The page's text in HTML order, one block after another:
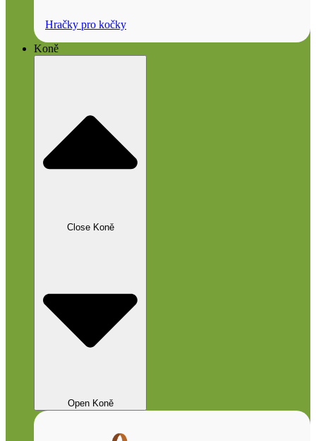
Hračky pro kočky
Koně
Close Koně
Open Koně